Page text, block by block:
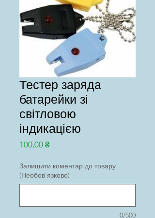
Тестер заряда
батарейки зі
світловою
індикацією
100,00 ₴Ціна
Залишити коментар до товару
(Необов'язково)
0/500